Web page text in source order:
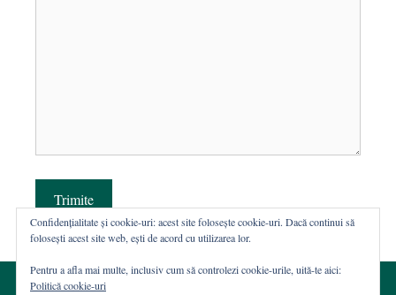
Trimite
Confidențialitate și cookie-uri: acest site folosește cookie-uri. Dacă continui să
folosești acest site web, ești de acord cu utilizarea lor.
Pentru a afla mai multe, inclusiv cum să controlezi cookie-urile, uită-te aici:
Politică cookie-uri